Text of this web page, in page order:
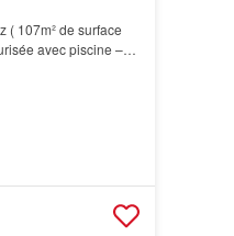
( 107m² de surface
avec piscine –